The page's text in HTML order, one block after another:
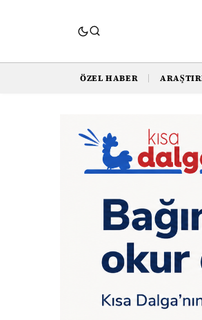
ÖZEL HABER